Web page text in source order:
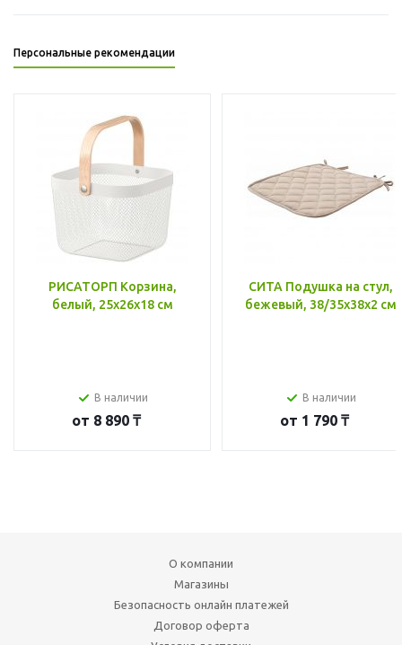
Персональные рекомендации
РИСАТОРП Корзина,
белый, 25x26x18 см
В наличии
от 8 890 ₸
СИТА Подушка на стул,
бежевый, 38/35x38x2 см
В наличии
от 1 790 ₸
О компании
Магазины
Безопасность онлайн платежей
Договор оферта